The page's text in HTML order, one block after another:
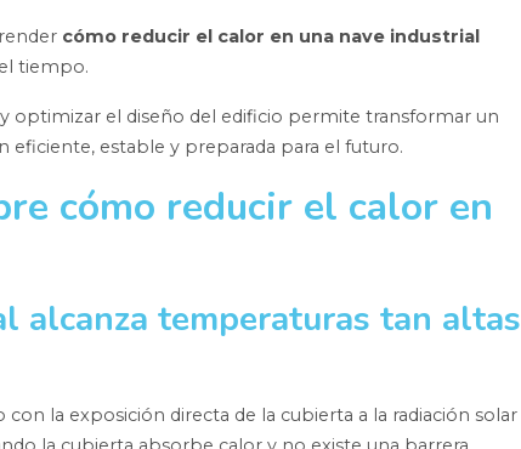
cómo reducir el calor en una nave industrial
tiempo.
optimizar el diseño del edificio permite transformar un
estable y preparada para el futuro.
cómo reducir el calor en
alcanza temperaturas tan altas
la exposición directa de la cubierta a la radiación solar